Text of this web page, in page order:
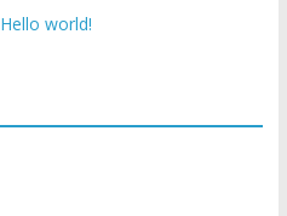
Hello world!